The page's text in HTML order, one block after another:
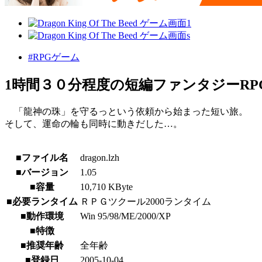
#RPGゲーム
1時間３０分程度の短編ファンタジー
「龍神の珠」を守るっという依頼から始まった短い旅。
そして、運命の輪も同時に動きだした…。
■ファイル名
dragon.lzh
■バージョン
1.05
■容量
10,710 KByte
■必要ランタイム ＲＰＧツクール2000ランタイム
■動作環境
Win 95/98/ME/2000/XP
■特徴
■推奨年齢
全年齢
■登録日
2005-10-04